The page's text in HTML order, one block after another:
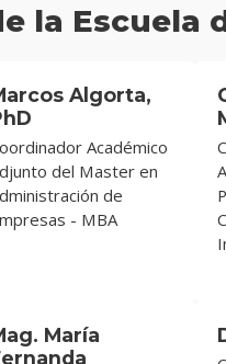
la Escuela
Algorta,
Académico
del Master en
de
- MBA
María